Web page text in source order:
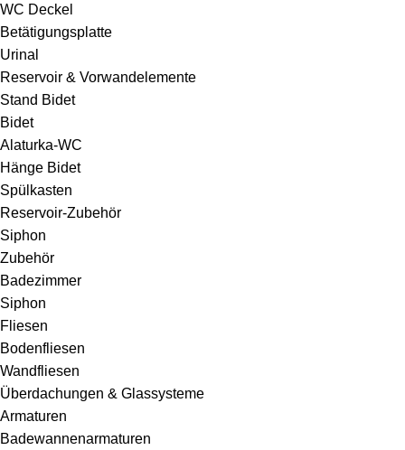
WC Deckel
Betätigungsplatte
Urinal
Reservoir & Vorwandelemente
Stand Bidet
Bidet
Alaturka-WC
Hänge Bidet
Spülkasten
Reservoir-Zubehör
Siphon
Zubehör
Badezimmer
Siphon
Fliesen
Bodenfliesen
Wandfliesen
Überdachungen & Glassysteme
Armaturen
Badewannenarmaturen